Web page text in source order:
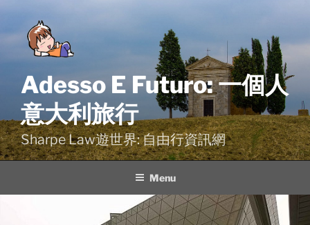
content
Adesso E Futuro: 一個人
意大利旅行
Sharpe Law遊世界: 自由行資訊網
Menu